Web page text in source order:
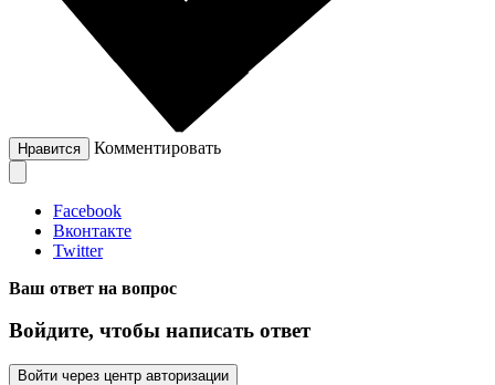
Нравится Комментировать
Facebook
Вконтакте
Twitter
Ваш ответ на вопрос
Войдите, чтобы написать ответ
Войти через центр авторизации